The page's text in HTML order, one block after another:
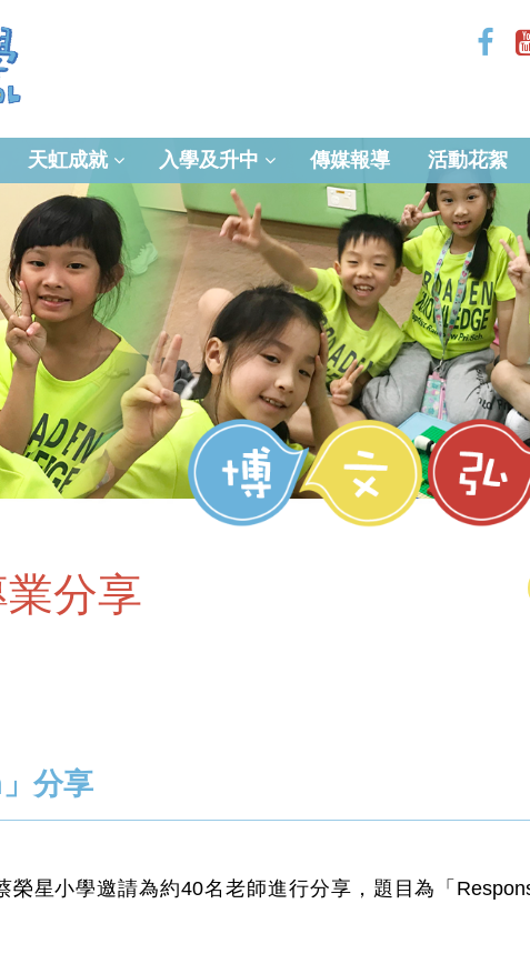
天虹成就 入學及升中 傳媒報導 活動花絮
分享
分享
星小學邀請為約40名老師進行分享，題目為「